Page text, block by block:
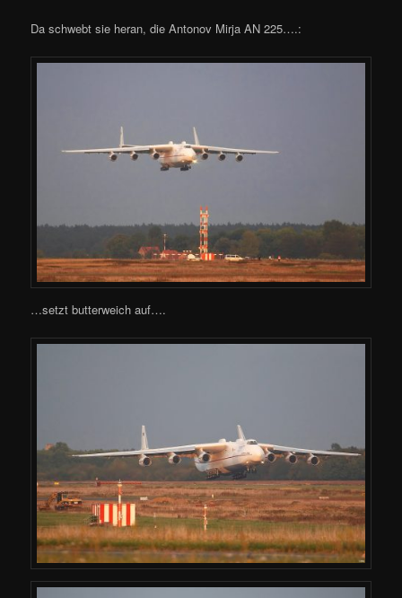
Da schwebt sie heran, die Antonov Mirja AN 225….:
…setzt butterweich auf….